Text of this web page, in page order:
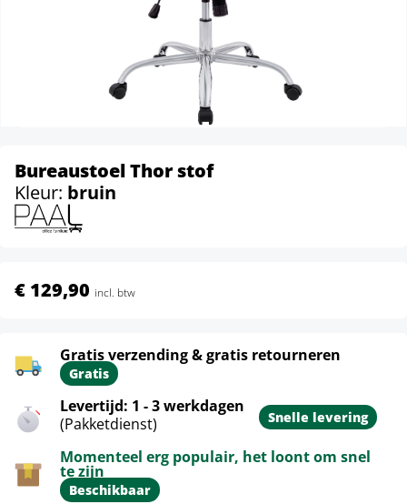
Bureaustoel Thor stof
Kleur: bruin
€ 129,90 incl. btw
Gratis verzending & gratis retourneren
Gratis
Levertijd: 1 - 3 werkdagen
(Pakketdienst)
Snelle levering
Momenteel erg populair, het loont om snel
te zijn
Beschikbaar